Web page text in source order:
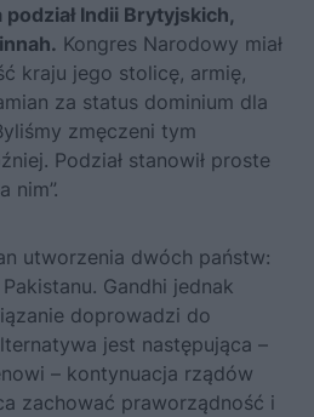
Indii Brytyjskich,
Kongres Narodowy miał
kraju jego stolicę, armię,
za status dominium dla
zmęczeni tym
Podział stanowił proste
nim”.
utworzenia dwóch państw:
Gandhi jednak
doprowadzi do
jest następująca –
– kontynuacja rządów
zachować praworządność i